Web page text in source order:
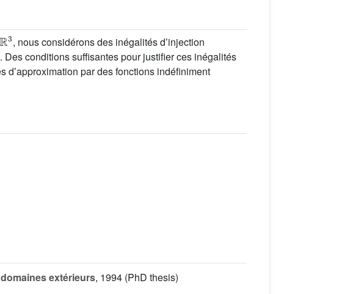
R3
, nous considérons des inégalités dʼinjection
conditions suffisantes pour justifier ces inégalités
par des fonctions indéfiniment
extérieurs, 1994 (PhD thesis)